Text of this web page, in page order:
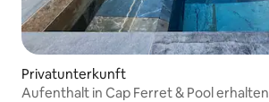
Privatunterkunft
Aufenthalt in Cap Ferret & Pool